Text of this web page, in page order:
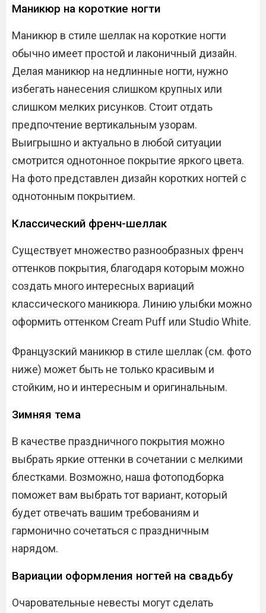
Маникюр на короткие ногти
Маникюр в стиле шеллак на короткие ногти
обычно имеет простой и лаконичный дизайн.
Делая маникюр на недлинные ногти, нужно
избегать нанесения слишком крупных или
слишком мелких рисунков. Стоит отдать
предпочтение вертикальным узорам.
Выигрышно и актуально в любой ситуации
смотрится однотонное покрытие яркого цвета.
На фото представлен дизайн коротких ногтей с
однотонным покрытием.
Классический френч-шеллак
Существует множество разнообразных френч
оттенков покрытия, благодаря которым можно
создать много интересных вариаций
классического маникюра. Линию улыбки можно
оформить оттенком Cream Puff или Studio White.
Французский маникюр в стиле шеллак (см. фото
ниже) может быть не только красивым и
стойким, но и интересным и оригинальным.
Зимняя тема
В качестве праздничного покрытия можно
выбрать яркие оттенки в сочетании с мелкими
блестками. Возможно, наша фотоподборка
поможет вам выбрать тот вариант, который
будет отвечать вашим требованиям и
гармонично сочетаться с праздничным
нарядом.
Вариации оформления ногтей на свадьбу
Очаровательные невесты могут сделать